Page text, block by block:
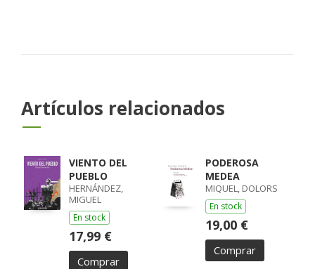
Artículos relacionados
VIENTO DEL
PUEBLO
HERNÁNDEZ,
MIGUEL
En stock
17,99 €
Comprar
PODEROSA
MEDEA
MIQUEL, DOLORS
En stock
19,00 €
Comprar